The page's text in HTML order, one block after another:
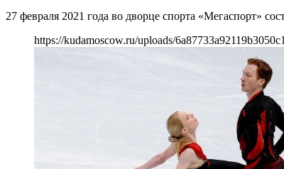
27 февраля 2021 года во дворце спорта «Мегаспорт»
https://kudamoscow.ru/uploads/